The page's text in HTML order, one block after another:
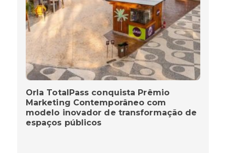
Orla TotalPass conquista Prêmio
Marketing Contemporâneo com
modelo inovador de transformação de
espaços públicos